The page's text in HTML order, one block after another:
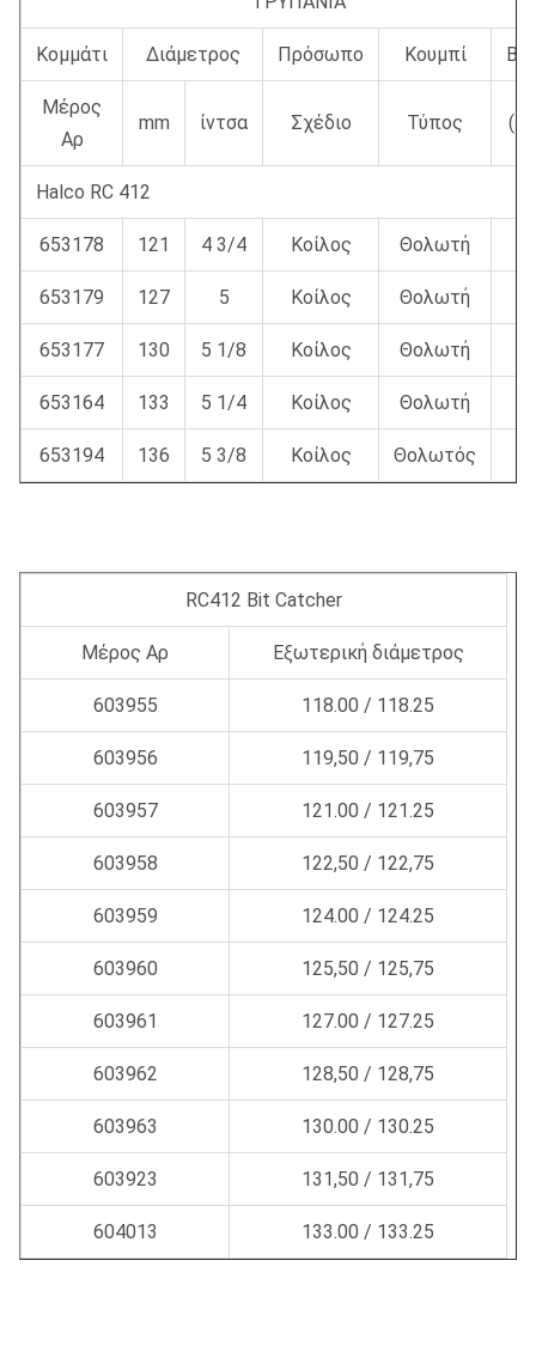
Κομμάτι Διάμετρος Πρόσωπο Κουμπί
Μέρος
Αρ
mm ίντσα Σχέδιο Τύπος
Halco RC 412
653178 121 4 3/4 Κοίλος Θολωτή
653179 127 5 Κοίλος Θολωτή
653177 130 5 1/8 Κοίλος Θολωτή
653164 133 5 1/4 Κοίλος Θολωτή
653194 136 5 3/8 Κοίλος Θολωτός
RC412 Bit Catcher
Μέρος Αρ Εξωτερική διάμετρος
603955 118.00 / 118.25
603956 119,50 / 119,75
603957 121.00 / 121.25
603958 122,50 / 122,75
603959 124.00 / 124.25
603960 125,50 / 125,75
603961 127.00 / 127.25
603962 128,50 / 128,75
603963 130.00 / 130.25
603923 131,50 / 131,75
604013 133.00 / 133.25